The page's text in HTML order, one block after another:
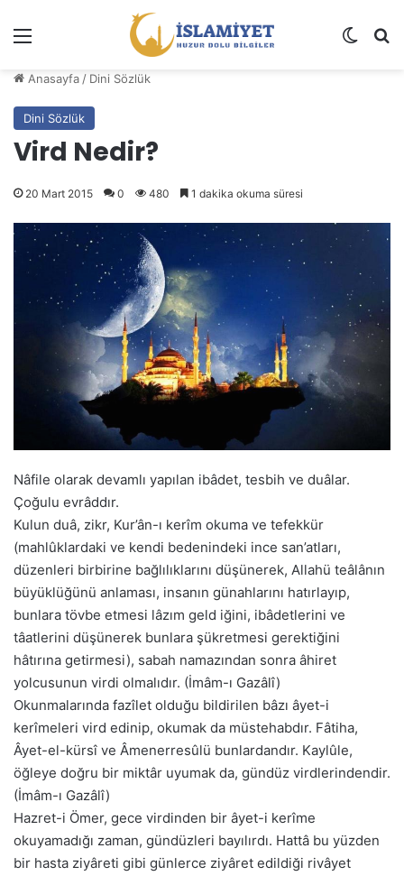
Dış
Anasayfa / Dini Sözlük
Dini Sözlük
Vird Nedir?
20 Mart 2015 0 480 1 dakika okuma süresi
Nâfile olarak devamlı yapılan ibâdet, tesbih ve duâlar.
Çoğulu evrâddır.
Kulun duâ, zikr, Kur’ân-ı kerîm okuma ve tefekkür
(mahlûklardaki ve kendi bedenindeki ince san’atları,
düzenleri birbirine bağlılıklarını düşünerek, Allahü teâlânın
büyüklüğünü anlaması, insanın günahlarını hatırlayıp,
bunlara tövbe etmesi lâzım geld iğini, ibâdetlerini ve
tâatlerini düşünerek bunlara şükretmesi gerektiğini
hâtırına getirmesi), sabah namazından sonra âhiret
yolcusunun virdi olmalıdır. (İmâm-ı Gazâlî)
Okunmalarında fazîlet olduğu bildirilen bâzı âyet-i
kerîmeleri vird edinip, okumak da müstehabdır. Fâtiha,
Âyet-el-kürsî ve Âmenerresûlü bunlardandır. Kaylûle,
öğleye doğru bir miktâr uyumak da, gündüz virdlerindendir.
(İmâm-ı Gazâlî)
Hazret-i Ömer, gece virdinden bir âyet-i kerîme
okuyamadığı zaman, gündüzleri bayılırdı. Hattâ bu yüzden
bir hasta ziyâreti gibi günlerce ziyâret edildiği rivâyet